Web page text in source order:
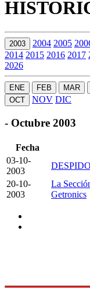
2003 2004 2005
2014 2015 2016 2017
2026
ENE FEB MAR
OCT
NOV DIC
- Octubre 2003
Fecha
03-10-
2003
20-10-
2003
La
Getronics